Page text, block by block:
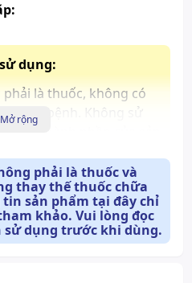
dụng:
là thuốc, không có
chữa bệnh. Không sử
sỹ nếu có phản ứng với
dùng cho trẻ em.
Mở rộng
phải là thuốc và
thay thế thuốc chữa
sản phẩm tại đây chỉ
khảo. Vui lòng đọc
dụng trước khi dùng.